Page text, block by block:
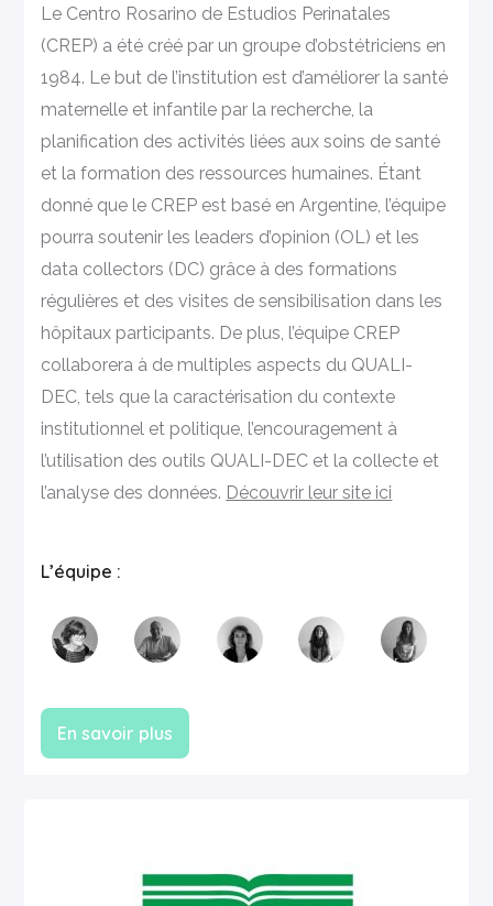
Le Centro Rosarino de Estudios Perinatales
(CREP) a été créé par un groupe d’obstétriciens en
1984. Le but de l’institution est d’améliorer la santé
maternelle et infantile par la recherche, la
planification des activités liées aux soins de santé
et la formation des ressources humaines. Étant
donné que le CREP est basé en Argentine, l’équipe
pourra soutenir les leaders d’opinion (OL) et les
data collectors (DC) grâce à des formations
régulières et des visites de sensibilisation dans les
hôpitaux participants. De plus, l’équipe CREP
collaborera à de multiples aspects du QUALI-
DEC, tels que la caractérisation du contexte
institutionnel et politique, l’encouragement à
l’utilisation des outils QUALI-DEC et la collecte et
l’analyse des données. Découvrir leur site ici
L’équipe :
En savoir plus